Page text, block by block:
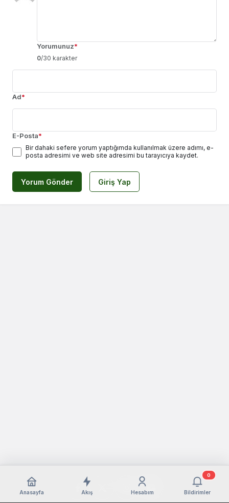
Yorumunuz*
0/30 karakter
Ad*
E-Posta*
Bir dahaki sefere yorum yaptığımda kullanılmak üzere adımı, e-
posta adresimi ve web site adresimi bu tarayıcıya kaydet.
Yorum Gönder Giriş Yap
Anasayfa Akış Hesabım Bildirimler
0